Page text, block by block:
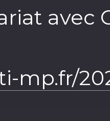
avec
mp.fr/